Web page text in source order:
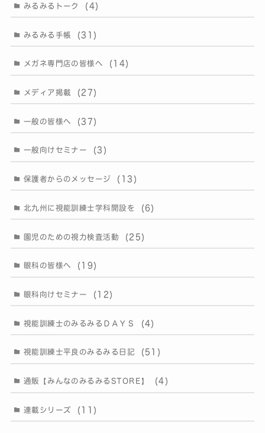
みるみるトーク (4)
みるみる手帳 (31)
メガネ専門店の皆様へ (14)
メディア掲載 (27)
一般の皆様へ (37)
一般向けセミナー (3)
保護者からのメッセージ (13)
北九州に視能訓練士学科開設を (6)
園児のための視力検査活動 (25)
眼科の皆様へ (19)
眼科向けセミナー (12)
視能訓練士のみるみるＤＡＹＳ (4)
視能訓練士平良のみるみる日記 (51)
通販【みんなのみるみるSTORE】 (4)
連載シリーズ (11)